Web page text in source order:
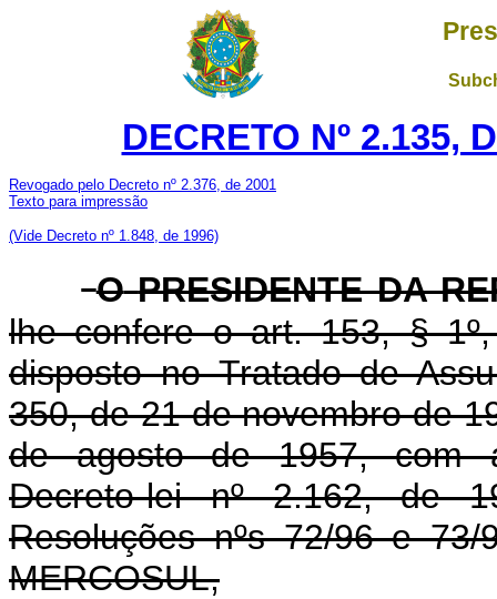
DECRETO Nº 2.135,
Revogado pelo Decreto nº 2.376, de 2001
Texto para impressão
(Vide Decreto nº 1.848, de 1996)
O PRESIDENTE DA
lhe confere o art. 153, §
disposto no Tratado de
350, de 21 de novembro de
de agosto de 1957, com
Decreto-lei nº 2.162, de
Resoluções nºs 72/96 e
MERCOSUL,